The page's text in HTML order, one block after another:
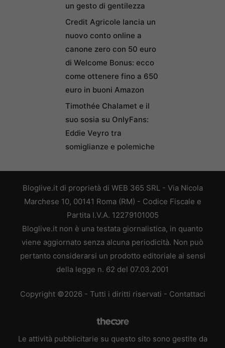
un gesto di gentilezza
Credit Agricole lancia un
nuovo conto online a
canone zero con 50 euro
di Welcome Bonus: ecco
come ottenere fino a 650
euro in buoni Amazon
Timothée Chalamet e il
suo sosia su OnlyFans:
Eddie Veyro tra
somiglianze e polemiche
Bloglive.it di proprietà di WEB 365 SRL - Via Nicola
Marchese 10, 00141 Roma (RM) - Codice Fiscale e
Partita I.V.A. 12279101005
Bloglive.it non è una testata giornalistica, in quanto
viene aggiornato senza alcuna periodicità. Non può
pertanto considerarsi un prodotto editoriale ai sensi
della legge n. 62 del 07.03.2001
Copyright ©2026 - Tutti i diritti riservati - Contattaci
Le attività pubblicitarie su questo sito sono gestite da